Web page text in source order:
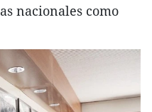
nacionales como